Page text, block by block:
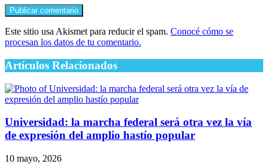
Este sitio usa Akismet para reducir el spam. Conocé cómo se
procesan los datos de tu comentario.
Artículos Relacionados
Universidad: la marcha federal será otra vez la vía
de expresión del amplio hastío popular
10 mayo, 2026